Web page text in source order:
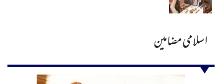
اسلامی مضامین